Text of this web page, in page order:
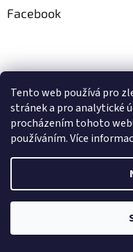
Tento web používá pro
stránek a pro analytické
procházením tohoto
používáním. Více
Facebook